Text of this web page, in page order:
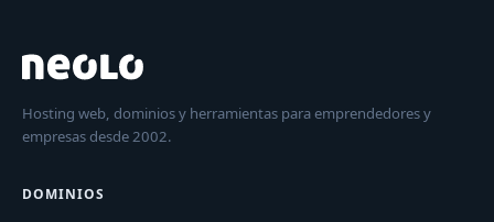
Hosting web, dominios y herramientas para emprendedores y
empresas desde 2002.
DOMINIOS